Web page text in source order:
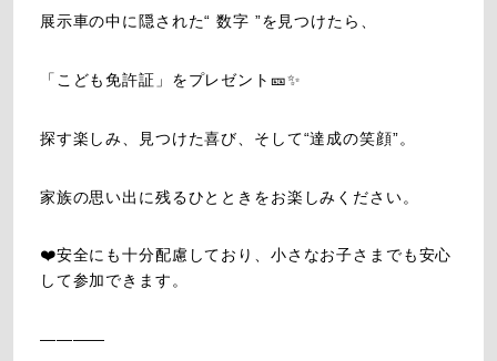
展示車の中に隠された“ 数字 ”を見つけたら、
「こども免許証」をプレゼント🎫✨
探す楽しみ、見つけた喜び、そして“達成の笑顔”。
家族の思い出に残るひとときをお楽しみください。
❤️安全にも十分配慮しており、小さなお子さまでも安心
して参加できます。
――――